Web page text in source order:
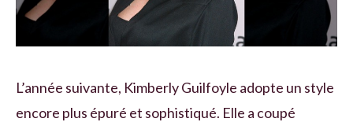
L’année suivante, Kimberly Guilfoyle adopte un style
encore plus épuré et sophistiqué. Elle a coupé